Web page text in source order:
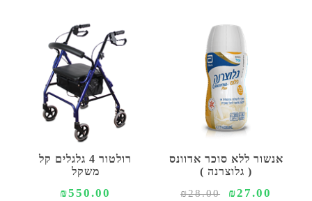
אנשור ללא סוכר אדוונס
( גלוצרנה )
₪27.00
₪28.00
רולטור 4 גלגלים קל
משקל
₪550.00